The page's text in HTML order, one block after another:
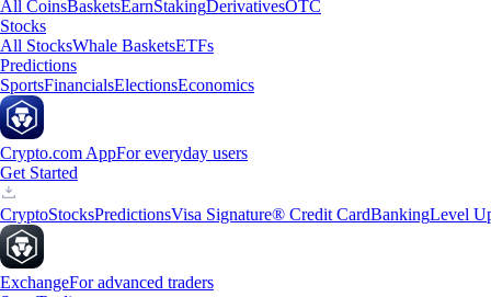
All CoinsBasketsEarnStakingDerivativesOTC
Stocks
All StocksWhale BasketsETFs
Predictions
SportsFinancialsElectionsEconomics
Crypto.com AppFor everyday users
Get Started
CryptoStocksPredictionsVisa Signature® Credit CardBankingLevel
ExchangeFor advanced traders